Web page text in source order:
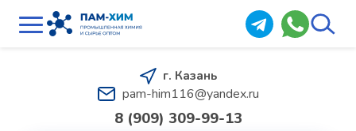
г. Казань
pam-him116@yandex.ru
8 (909) 309-99-13